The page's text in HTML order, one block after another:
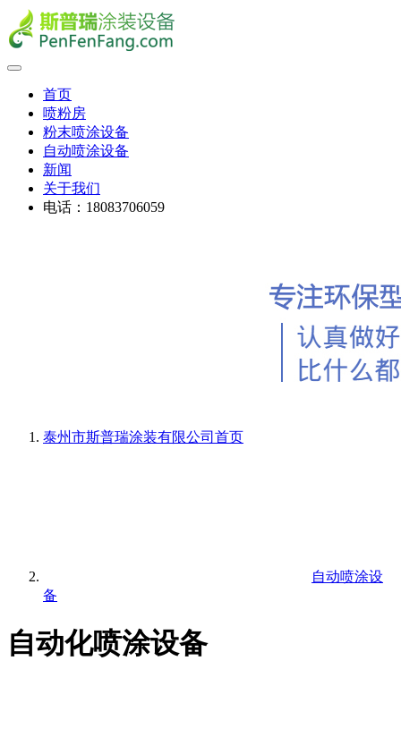
首页
喷粉房
粉末喷涂设备
自动喷涂设备
新闻
关于我们
电话：18083706059
泰州市斯普瑞涂装有限公司 首页
自动喷涂设
备
自动化喷涂设备